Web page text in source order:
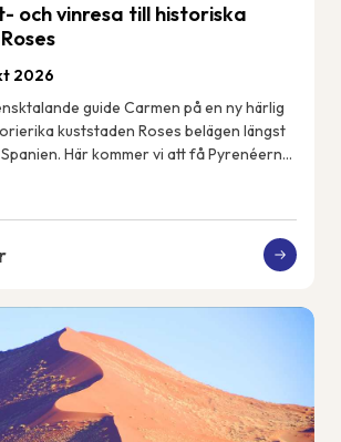
och vinresa till historiska
2026
guide Carmen på en ny härlig
kuststaden Roses belägen längst
Här kommer vi att få Pyrenéerna